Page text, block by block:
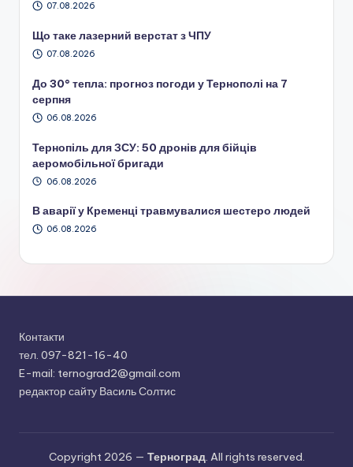
07.08.2026
Що таке лазерний верстат з ЧПУ
07.08.2026
До 30° тепла: прогноз погоди у Тернополі на 7
серпня
06.08.2026
Тернопіль для ЗСУ: 50 дронів для бійців
аеромобільної бригади
06.08.2026
В аварії у Кременці травмувалися шестеро людей
06.08.2026
Контакти
тел. 097-821-16-40
E-mail: ternograd2@gmail.com
редактор сайту Василь Солтис
Copyright 2026 — Терноград. All rights reserved.